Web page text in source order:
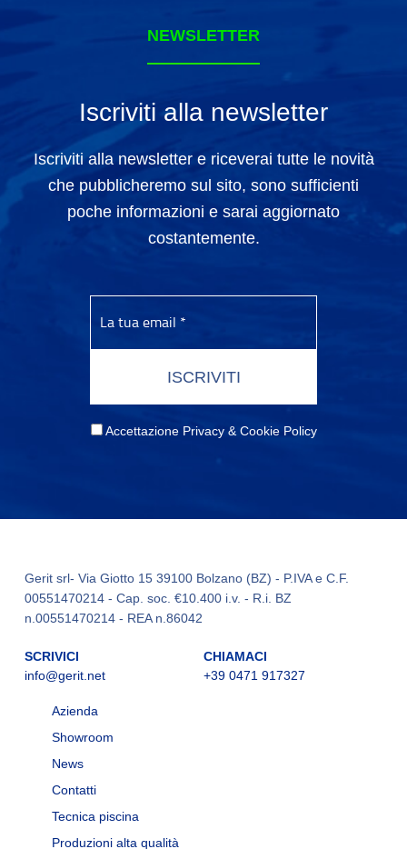
NEWSLETTER
Iscriviti alla newsletter
Iscriviti alla newsletter e riceverai tutte le novità
che pubblicheremo sul sito, sono sufficienti
poche informazioni e sarai aggiornato
costantemente.
Accettazione Privacy & Cookie Policy
Gerit srl- Via Giotto 15 39100 Bolzano (BZ) - P.IVA e C.F.
00551470214 - Cap. soc. €10.400 i.v. - R.i. BZ
n.00551470214 - REA n.86042
SCRIVICI
info@gerit.net
CHIAMACI
+39 0471 917327
Azienda
Showroom
News
Contatti
Tecnica piscina
Produzioni alta qualità